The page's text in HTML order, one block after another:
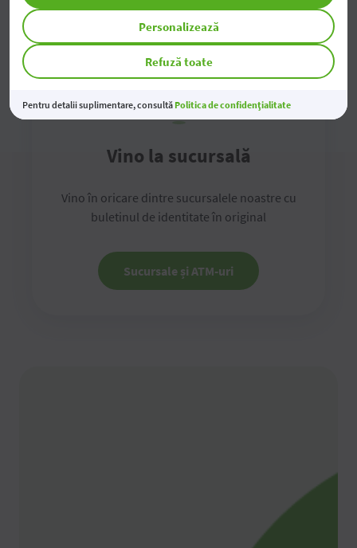
Vino la sucursală
Vino în oricare dintre sucursalele noastre cu
buletinul de identitate în original
Sucursale și ATM-uri
Refuză toate
Personalizează
Pentru detalii suplimentare, consultă Politica de confidențialitate